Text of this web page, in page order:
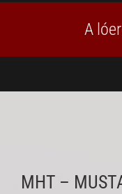
A
MHT –